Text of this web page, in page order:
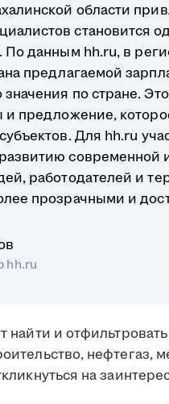
области
становится
По данным hh.ru, в
предлагаемой
по стране. Это
предложение,
Для hh.ru
современной
работодателей и
прозрачными и
hh.ru
найти и
нефтегаз,
на